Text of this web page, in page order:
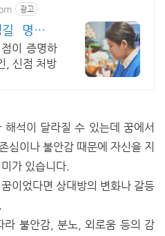
광고
명쾌한
이 증명하
, 신점 처방
석이 달라질 수 있는데 꿈에서
심이나 불안감 때문에 자신을 지
가 있습니다.
이었다면 상대방의 변화나 갈등
라 불안감, 분노, 외로움 등의 감